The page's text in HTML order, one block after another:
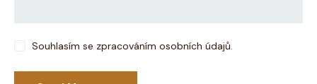
Souhlasím se zpracováním osobních údajů.